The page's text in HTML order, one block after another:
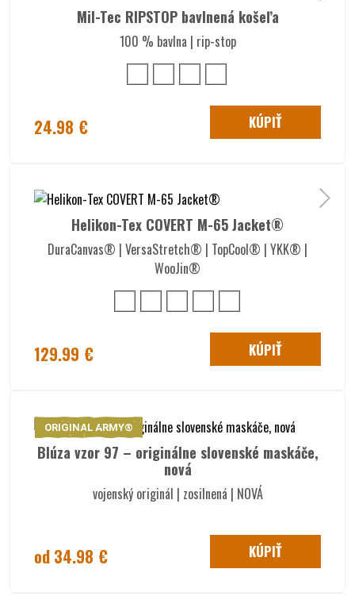
Mil-Tec RIPSTOP bavlnená košeľa
100 % bavlna | rip-stop
24.98 € KÚPIŤ
Helikon-Tex COVERT M-65 Jacket®
DuraCanvas® | VersaStretch® | TopCool® | YKK® |
WooJin®
129.99 € KÚPIŤ
ORIGINAL ARMY®
Blúza vzor 97 – originálne slovenské maskáče,
nová
vojenský originál | zosilnená | NOVÁ
od 34.98 € KÚPIŤ